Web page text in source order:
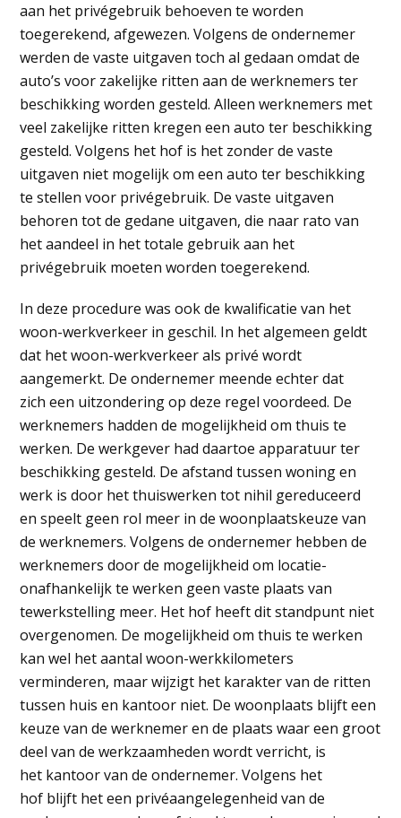
aan het privégebruik behoeven te worden
toegerekend, afgewezen. Volgens de ondernemer
werden de vaste uitgaven toch al gedaan omdat de
auto’s voor zakelijke ritten aan de werknemers ter
beschikking worden gesteld. Alleen werknemers met
veel zakelijke ritten kregen een auto ter beschikking
gesteld. Volgens het hof is het zonder de vaste
uitgaven niet mogelijk om een auto ter beschikking
te stellen voor privégebruik. De vaste uitgaven
behoren tot de gedane uitgaven, die naar rato van
het aandeel in het totale gebruik aan het
privégebruik moeten worden toegerekend.
In deze procedure was ook de kwalificatie van het
woon-werkverkeer in geschil. In het algemeen geldt
dat het woon-werkverkeer als privé wordt
aangemerkt. De ondernemer meende echter dat
zich een uitzondering op deze regel voordeed. De
werknemers hadden de mogelijkheid om thuis te
werken. De werkgever had daartoe apparatuur ter
beschikking gesteld. De afstand tussen woning en
werk is door het thuiswerken tot nihil gereduceerd
en speelt geen rol meer in de woonplaatskeuze van
de werknemers. Volgens de ondernemer hebben de
werknemers door de mogelijkheid om locatie-
onafhankelijk te werken geen vaste plaats van
tewerkstelling meer. Het hof heeft dit standpunt niet
overgenomen. De mogelijkheid om thuis te werken
kan wel het aantal woon-werkkilometers
verminderen, maar wijzigt het karakter van de ritten
tussen huis en kantoor niet. De woonplaats blijft een
keuze van de werknemer en de plaats waar een groot
deel van de werkzaamheden wordt verricht, is
het kantoor van de ondernemer. Volgens het
hof blijft het een privéaangelegenheid van de